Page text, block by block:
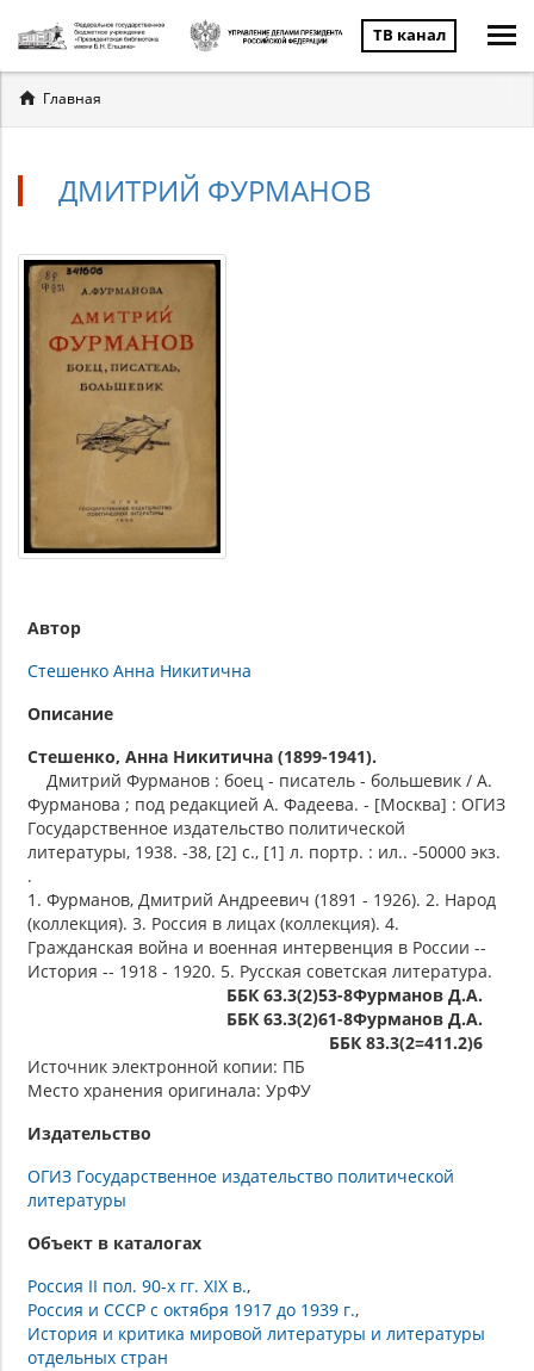
ТВ канал
Вы
здесь
Главная
ДМИТРИЙ ФУРМАНОВ
Автор
Стешенко Анна Никитична
Описание
Стешенко, Анна Никитична (1899-1941).
Дмитрий Фурманов : боец - писатель - большевик / А.
Фурманова ; под редакцией А. Фадеева. - [Москва] : ОГИЗ
Государственное издательство политической
литературы, 1938. -38, [2] с., [1] л. портр. : ил.. -50000 экз.
.
1. Фурманов, Дмитрий Андреевич (1891 - 1926). 2. Народ
(коллекция). 3. Россия в лицах (коллекция). 4.
Гражданская война и военная интервенция в России --
История -- 1918 - 1920. 5. Русская советская литература.
ББК 63.3(2)53-8Фурманов Д.А.
ББК 63.3(2)61-8Фурманов Д.А.
ББК 83.3(2=411.2)6
Источник электронной копии: ПБ
Место хранения оригинала: УрФУ
Издательство
ОГИЗ Государственное издательство политической
литературы
Объект в каталогах
Россия II пол. 90-х гг. XIX в.
Россия и СССР с октября 1917 до 1939 г.
История и критика мировой литературы и литературы
отдельных стран